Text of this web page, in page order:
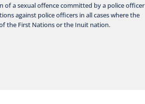
of a sexual offence committed by a police officer
against police officers in all cases where the
the First Nations or the Inuit nation.